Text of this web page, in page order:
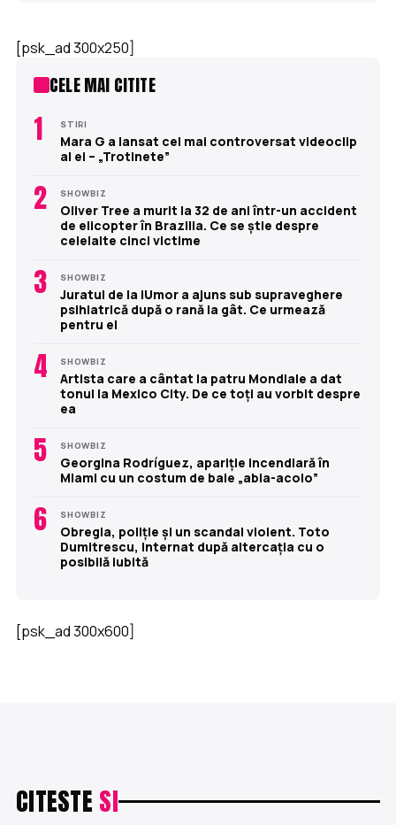
[psk_ad 300x250]
CELE MAI CITITE
1 STIRI
Mara G a lansat cel mai controversat videoclip
al ei – „Trotinete”
2 SHOWBIZ
Oliver Tree a murit la 32 de ani într-un accident
de elicopter în Brazilia. Ce se știe despre
celelalte cinci victime
3 SHOWBIZ
Juratul de la iUmor a ajuns sub supraveghere
psihiatrică după o rană la gât. Ce urmează
pentru el
4 SHOWBIZ
Artista care a cântat la patru Mondiale a dat
tonul la Mexico City. De ce toți au vorbit despre
ea
5 SHOWBIZ
Georgina Rodríguez, apariție incendiară în
Miami cu un costum de baie „abia-acolo”
6 SHOWBIZ
Obregia, poliție și un scandal violent. Toto
Dumitrescu, internat după altercația cu o
posibilă iubită
[psk_ad 300x600]
CITESTE SI